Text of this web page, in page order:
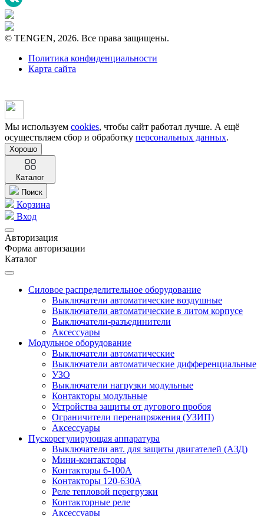
© TENGEN, 2026. Все права защищены.
Политика конфиденциальности
Карта сайта
Мы используем cookies, чтобы сайт работал лучше. А ещё
осуществляем сбор и обработку персональных данных.
Хорошо
Каталог
Поиск
Корзина
Вход
Авторизация
Форма авторизации
Каталог
Силовое распределительное оборудование
Выключатели автоматические воздушные
Выключатели автоматические в литом корпусе
Выключатели-разъединители
Аксессуары
Модульное оборудование
Выключатели автоматические
Выключатели автоматические дифференциальные
УЗО
Выключатели нагрузки модульные
Контакторы модульные
Устройства защиты от дугового пробоя
Ограничители перенапряжения (УЗИП)
Аксессуары
Пускорегулирующая аппаратура
Выключатели авт. для защиты двигателей (АЗД)
Мини-контакторы
Контакторы 6-100А
Контакторы 120-630A
Реле тепловой перегрузки
Контакторные реле
Аксессуары